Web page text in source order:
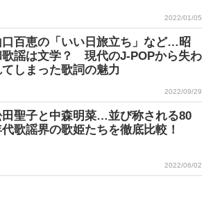
2022/01/05
口百恵の「いい日旅立ち」など…昭
歌謡は文学？ 現代のJ-POPから失わ
しまった歌詞の魅力
2022/09/29
田聖子と中森明菜…並び称される80
歌謡界の歌姫たちを徹底比較！
2022/06/02